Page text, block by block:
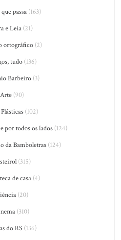
passa (163)
e Leia (21)
ortográfico(2)
tudo (136)
Barbeiro(3)
Arte(90)
(102)
por todos os lados(124)
da Bamboletras(124)
(315)
de casa(4)
(20)
(310)
do RS(136)